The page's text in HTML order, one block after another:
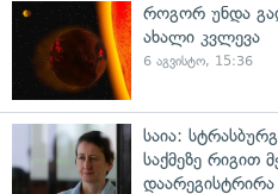
როგორ უნდა
ახალი კვლევა
6 აგვისტო, 15:36
საია:
საქმეზე რიგით
დაარეგისტრირა